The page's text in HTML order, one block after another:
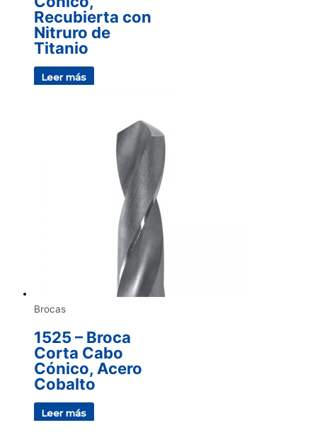
Recubierta con
Nitruro de
Titanio
Leer más
Brocas
1525 – Broca
Corta Cabo
Cónico, Acero
Cobalto
Leer más